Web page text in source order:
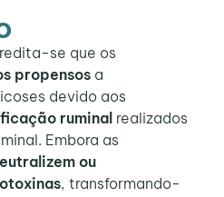
se que os
propensosa
devido aos
ruminalrealizados
Embora as
ou
, transformando-